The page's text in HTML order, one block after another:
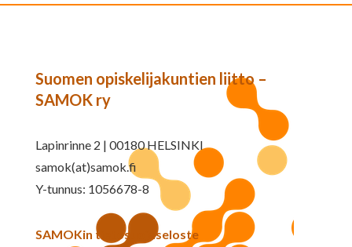
Suomen opiskelijakuntien liitto –
SAMOK ry
Lapinrinne 2 | 00180 HELSINKI
samok(at)samok.fi
Y-tunnus: 1056678-8
SAMOKin tietosuojaseloste